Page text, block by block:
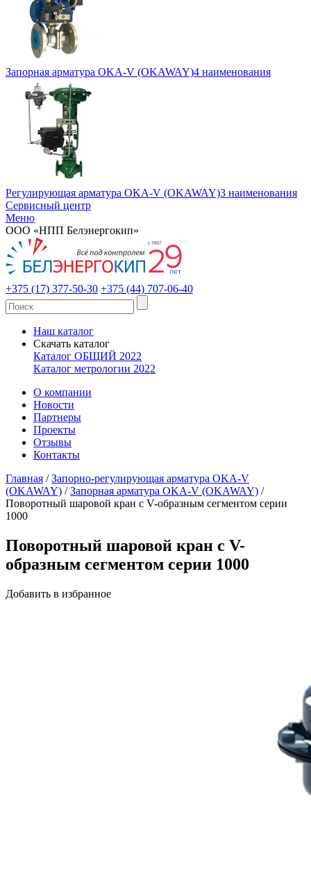
Запорная арматура OKA-V (OKAWAY)4 наименования
Регулирующая арматура OKA-V (OKAWAY)3 наименования
Сервисный центр
Меню
ООО «НПП Белэнергокип»
+375 (17) 377-50-30 +375 (44) 707-06-40
Наш каталог
Скачать каталог
Каталог ОБЩИЙ 2022
Каталог метрологии 2022
О компании
Новости
Партнеры
Проекты
Отзывы
Контакты
Главная / Запорно-регулирующая арматура OKA-V
(OKAWAY) / Запорная арматура OKA-V (OKAWAY) /
Поворотный шаровой кран с V-образным сегментом серии
1000
Поворотный шаровой кран с V-
образным сегментом серии 1000
Добавить в избранное